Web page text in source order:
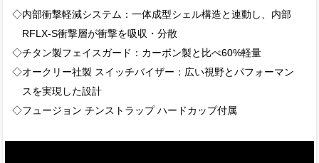
◇内部衝撃軽減システム：一体成型シェル構造と連動し、内部
RFLX-S衝撃層が衝撃を吸収・分散
◇チタン製フェイスガード：カーボン製と比べ60%軽量
◇オークリー社製 スイッチバイザー：広い視野とパフォーマン
スを実現した設計
◇フュージョン チンストラップ ハードカップ付属